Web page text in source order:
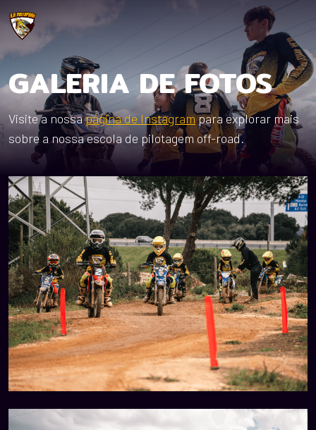
GALERIA DE FOTOS
Visite a nossapágina de Instagrampara explorar mais
sobre a nossa escola de pilotagem off-road.